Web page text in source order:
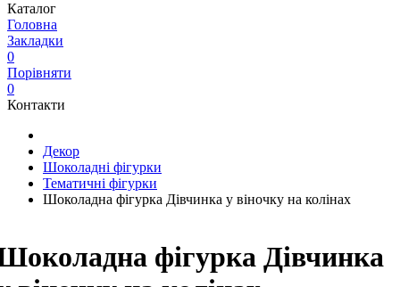
Каталог
Головна
Закладки
0
Порівняти
0
Контакти
Декор
Шоколадні фігурки
Тематичні фігурки
Шоколадна фігурка Дівчинка у віночку на колінах
фігурка Дівчинка